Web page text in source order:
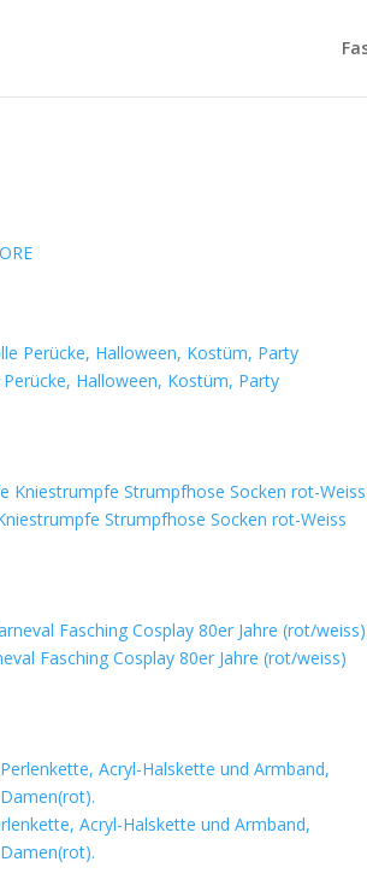
Halloween, Kostüm, Party
Strumpfhose Socken rot-Weiss
Fasching Cosplay 80er Jahre (rot/weiss)
Acryl-Halskette und Armband,